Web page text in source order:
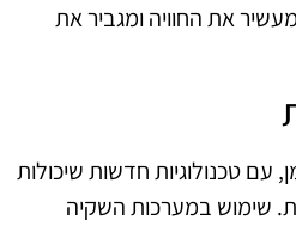
את החוויה ומגביר את
עם טכנולוגיות חדשות שיכולות
שימוש במערכות השקיה